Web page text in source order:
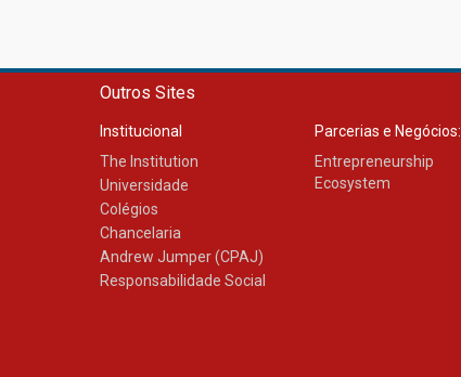
Outros Sites
Institucional
The Institution
Universidade
Colégios
Chancelaria
Andrew Jumper (CPAJ)
Responsabilidade Social
Parcerias e Negócios:
Entrepreneurship
Ecosystem